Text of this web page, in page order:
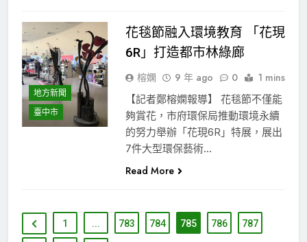
地方新聞
臺中市
花毯節融入環境教育 「花現
6R」打造都市林綠廊
榕嫻 9 年 ago 0 1 mins
【記者鄭榕嫻報導】 花毯節不僅能
夠賞花，市府環保局推動環境永續
的努力舉辦「花現6R」特展，展出
7件大型環保藝術…
Read More
1 ... 783 784 785 786 787